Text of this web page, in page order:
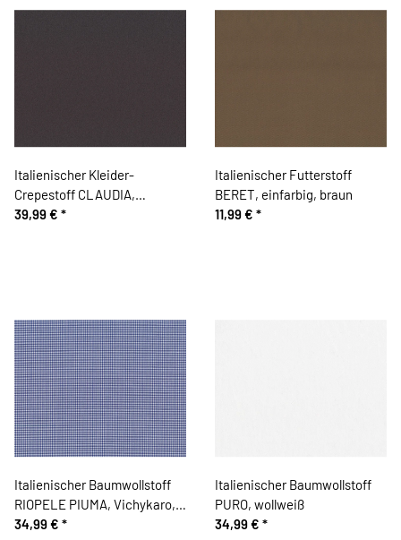
Italienischer Kleider-
Crepestoff CLAUDIA,
steingrau
39,99 € *
Italienischer Futterstoff
BERET, einfarbig, braun
11,99 € *
Italienischer Baumwollstoff
RIOPELE PIUMA, Vichykaro,
blau
34,99 € *
Italienischer Baumwollstoff
PURO, wollweiß
34,99 € *